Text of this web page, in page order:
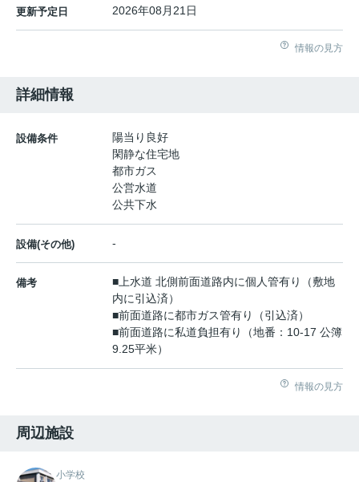
更新予定日 2026年08月21日
情報の見方
詳細情報
設備条件
陽当り良好
閑静な住宅地
都市ガス
公営水道
公共下水
設備(その他) -
備考
■上水道 北側前面道路内に個人管有り（敷地
内に引込済）
■前面道路に都市ガス管有り（引込済）
■前面道路に私道負担有り（地番：10-17 公簿
9.25平米）
情報の見方
周辺施設
小学校